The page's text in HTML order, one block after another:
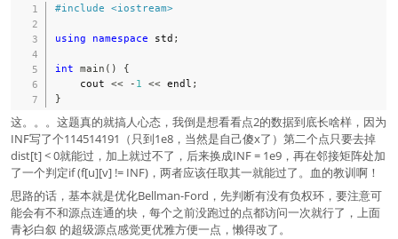
#include <iostream>
using namespace std ;
int main ( )
{
    cout
<< - 1 << endl ;
}
这。。。这题真的就搞人心态，我倒是想看看点2的数据到底长啥样，因为
INF写了个114514191（只到1e8，当然是自己傻x了）第二个点只要去掉
dist[t] < 0就能过，加上就过不了，后来换成INF = 1e9，再在邻接矩阵处加
了一个判定if (f[u][v] != INF)，两者应该任取其一就能过了。血的教训啊！
思路的话，基本就是优化Bellman-Ford，先判断有没有负权环，要注意可
能会有不和源点连通的块，每个之前没跑过的点都访问一次就行了，上面
青衫白叙 的超级源点感觉更优雅方便一点，懒得改了。